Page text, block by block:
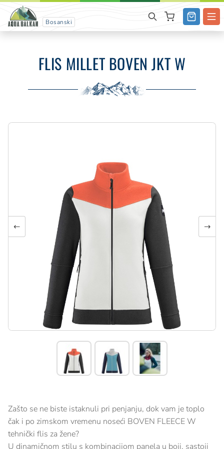
Bosanski
FLIS MILLET BOVEN JKT W
← →
Zašto se ne biste istaknuli pri penjanju, dok vam je toplo
čak i po zimskom vremenu noseći BOVEN FLEECE W
tehnički flis za žene?
U dinamičnom stilu s kombinacijom panela u boji, sastoji